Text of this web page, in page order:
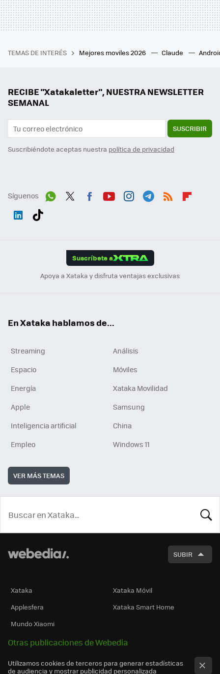
TEMAS DE INTERÉS Mejores moviles 2026 Claude
RECIBE "Xatakaletter", NUESTRA NEWSLETTER
SEMANAL
SUSCRIBIR
Suscribiéndote aceptas nuestra política de privacidad
Síguenos
Suscríbete a
Apoya a Xataka y disfruta ventajas exclusivas
En Xataka hablamos de...
Streaming
Análisis
Espacio
Móviles
Energía
Xataka Movilidad
Apple
Samsung
Inteligencia artificial
China
Empleo
Windows 11
VER MÁS TEMAS
SUBIR
Xataka
Xataka Móvil
Applesfera
Xataka Smart Home
Mundo Xiaomi
Otras publicaciones de Webedia
Utilizamos cookies de terceros para generar estadísticas
de audiencia y mostrar publicidad personalizada